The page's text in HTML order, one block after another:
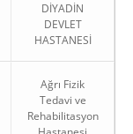
DİYADİN
DEVLET
HASTANESİ
Ağrı Fizik
Tedavi ve
Rehabilitasyon